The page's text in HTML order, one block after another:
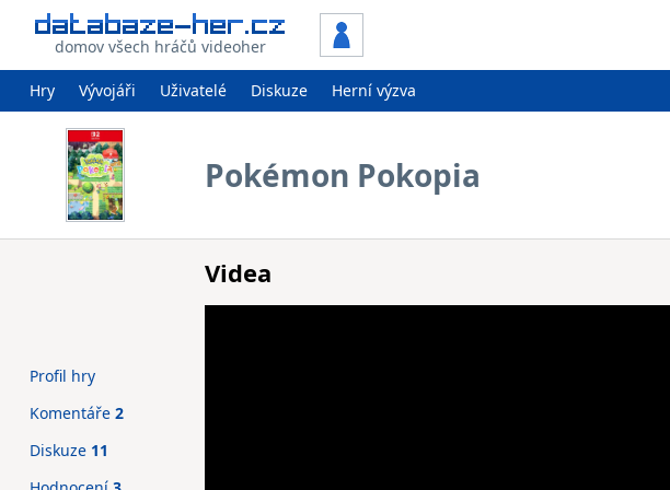
domov všech hráčů videoher
Hry Vývojáři Uživatelé Diskuze Herní výzva
Pokémon Pokopia
Videa
Profil hry
Komentáře 2
Diskuze 11